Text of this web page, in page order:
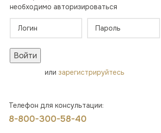
необходимо авторизироваться
Войти
илизарегистрируйтесь
Телефон для консультации:
8-800-300-58-40